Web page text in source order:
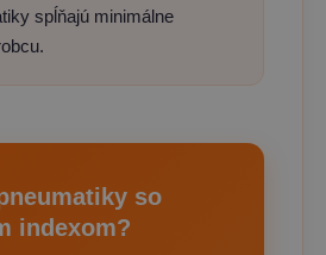
spĺňajú minimálne
so
indexom?